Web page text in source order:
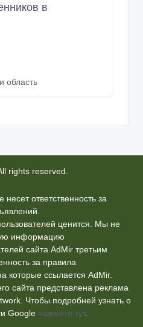
в
область
rights reserved.
ответственность за
ценится. Мы не
информацию
сайта AdMir третьим
за правила
которые ссылается AdMir.
сайта представлена реклама
Чтобы подробней узнать о
Google нажмите тут.